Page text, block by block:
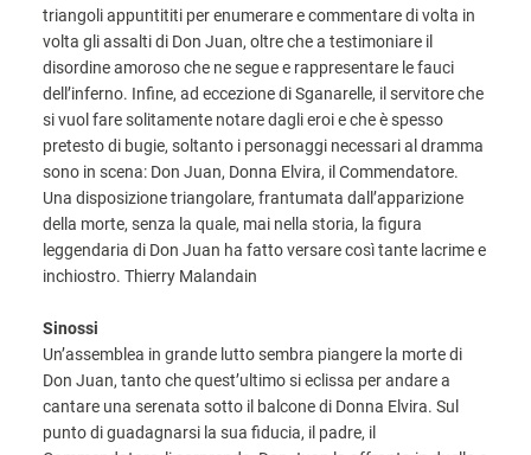
triangoli appuntititi per enumerare e commentare di volta in
volta gli assalti di Don Juan, oltre che a testimoniare il
disordine amoroso che ne segue e rappresentare le fauci
dell’inferno. Infine, ad eccezione di Sganarelle, il servitore che
si vuol fare solitamente notare dagli eroi e che è spesso
pretesto di bugie, soltanto i personaggi necessari al dramma
sono in scena: Don Juan, Donna Elvira, il Commendatore.
Una disposizione triangolare, frantumata dall’apparizione
della morte, senza la quale, mai nella storia, la figura
leggendaria di Don Juan ha fatto versare così tante lacrime e
inchiostro. Thierry Malandain
Sinossi
Un’assemblea in grande lutto sembra piangere la morte di
Don Juan, tanto che quest’ultimo si eclissa per andare a
cantare una serenata sotto il balcone di Donna Elvira. Sul
punto di guadagnarsi la sua fiducia, il padre, il